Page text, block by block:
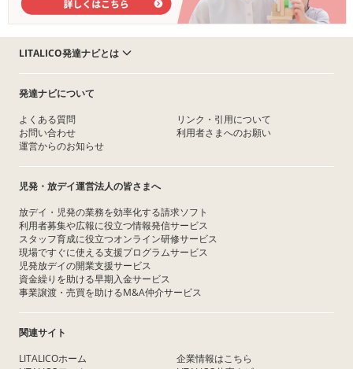
LITALICO発達ナビとは
発達ナビについて
よくある質問
お問い合わせ
運営からのお知らせ
リンク・引用について
利用者さまへのお願い
児発・放デイ運営法人の皆さまへ
放デイ・児発の業務を効率化する請求ソフト
利用者募集や広報に役立つ情報発信サービス
スタッフ育成に役立つオンライン研修サービス
現場ですぐに使える支援プログラムサービス
児発放デイの開業支援サービス
資金繰りを助ける早期入金サービス
事業譲渡・売買を助けるM&A仲介サービス
関連サイト
LITALICOホーム
企業情報はこちら